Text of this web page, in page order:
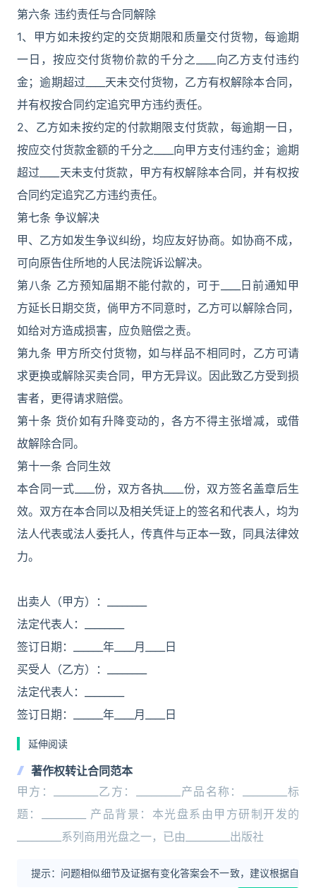
第六条 违约责任与合同解除
1、甲方如未按约定的交货期限和质量交付货物，每逾期
一日，按应交付货物价款的千分之____向乙方支付违约
金；逾期超过____天未交付货物，乙方有权解除本合同，
并有权按合同约定追究甲方违约责任。
2、乙方如未按约定的付款期限支付货款，每逾期一日，
按应交付货款金额的千分之____向甲方支付违约金；逾期
超过____天未支付货款，甲方有权解除本合同，并有权按
合同约定追究乙方违约责任。
第七条 争议解决
甲、乙方如发生争议纠纷，均应友好协商。如协商不成，
可向原告住所地的人民法院诉讼解决。
第八条 乙方预知届期不能付款的，可于____日前通知甲
方延长日期交货，倘甲方不同意时，乙方可以解除合同，
如给对方造成损害，应负赔偿之责。
第九条 甲方所交付货物，如与样品不相同时，乙方可请
求更换或解除买卖合同，甲方无异议。因此致乙方受到损
害者，更得请求赔偿。
第十条 货价如有升降变动的，各方不得主张增减，或借
故解除合同。
第十一条 合同生效
本合同一式____份，双方各执____份，双方签名盖章后生
效。双方在本合同以及相关凭证上的签名和代表人，均为
法人代表或法人委托人，传真件与正本一致，同具法律效
力。
出卖人（甲方）：________
法定代表人：________
签订日期：______年____月____日
买受人（乙方）：________
法定代表人：________
签订日期：______年____月____日
延伸阅读
著作权转让合同范本
甲方：_________乙方：_________产品名称：_________标
题：_________ 产品背景：本光盘系由甲方研制开发的
_________系列商用光盘之一，已由_________出版社
提示：问题相似细节及证据有变化答案会不一致，建议根据自